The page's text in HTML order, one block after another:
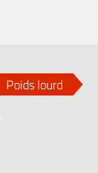
Poids lourd